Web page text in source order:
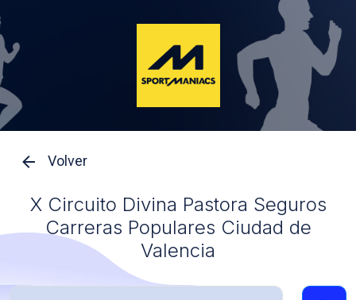
Volver
X Circuito Divina Pastora Seguros
Carreras Populares Ciudad de
Valencia